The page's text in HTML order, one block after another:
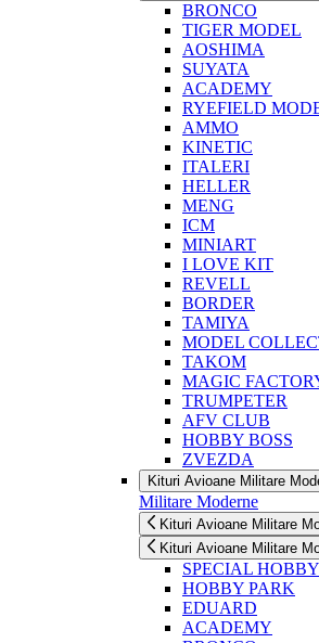
BRONCO
TIGER MODEL
AOSHIMA
SUYATA
ACADEMY
RYEFIELD
AMMO
KINETIC
ITALERI
HELLER
MENG
ICM
MINIART
I LOVE KIT
REVELL
BORDER
TAMIYA
MODEL
TAKOM
MAGIC
TRUMPETER
AFV CLUB
HOBBY BOSS
ZVEZDA
Kituri Avioane Militare
Militare Moderne
Kituri Avioane Militare
Kituri Avioane Militare
SPECIAL HOBBY
HOBBY PARK
EDUARD
ACADEMY